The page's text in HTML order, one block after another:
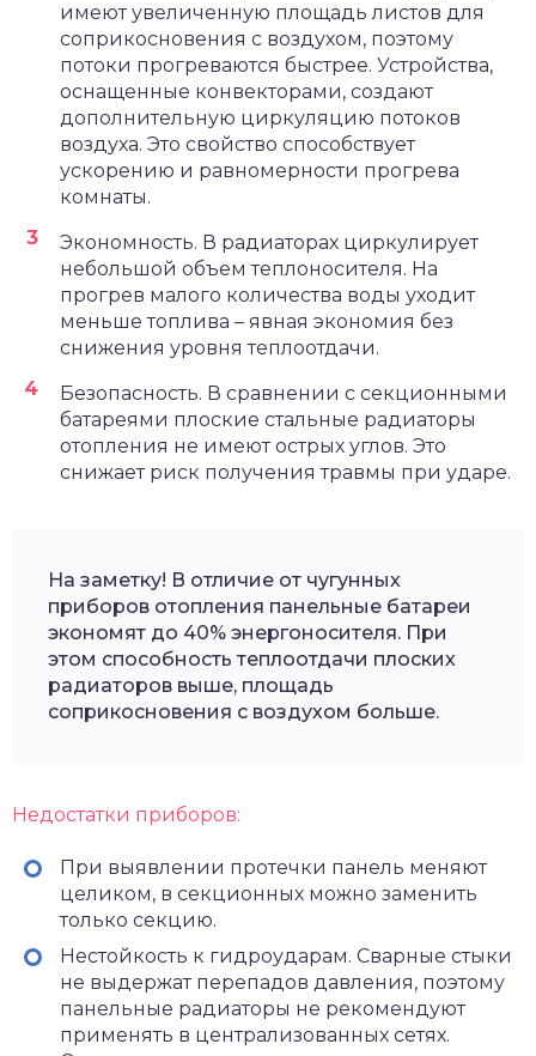
имеют увеличенную площадь листов для
соприкосновения с воздухом, поэтому
потоки прогреваются быстрее. Устройства,
оснащенные конвекторами, создают
дополнительную циркуляцию потоков
воздуха. Это свойство способствует
ускорению и равномерности прогрева
комнаты.
Экономность. В радиаторах циркулирует
небольшой объем теплоносителя. На
прогрев малого количества воды уходит
меньше топлива – явная экономия без
снижения уровня теплоотдачи.
Безопасность. В сравнении с секционными
батареями плоские стальные радиаторы
отопления не имеют острых углов. Это
снижает риск получения травмы при ударе.
На заметку! В отличие от чугунных
приборов отопления панельные батареи
экономят до 40% энергоносителя. При
этом способность теплоотдачи плоских
радиаторов выше, площадь
соприкосновения с воздухом больше.
Недостатки приборов:
При выявлении протечки панель меняют
целиком, в секционных можно заменить
только секцию.
Нестойкость к гидроударам. Сварные стыки
не выдержат перепадов давления, поэтому
панельные радиаторы не рекомендуют
применять в централизованных сетях.